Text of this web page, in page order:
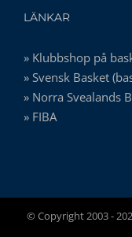
LÄNKAR
» Klubbshop på
» Svensk Basket
» Norra Svealands
» FIBA
© Copyright 2003 -